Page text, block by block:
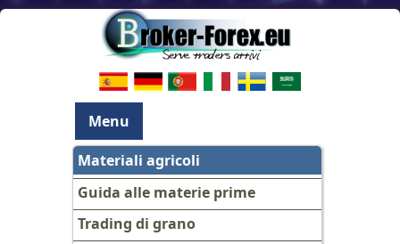
Menu
Materiali agricoli
Guida alle materie prime
Trading di grano